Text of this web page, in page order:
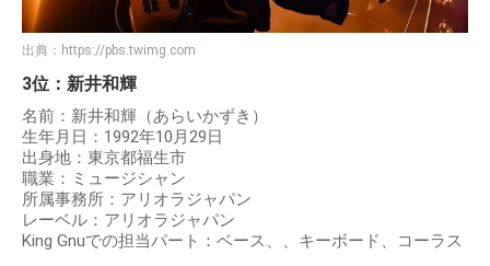
出典： https://pbs.twimg.com
3位：新井和輝
名前：新井和輝（あらいかずき）
生年月日：1992年10月29日
出身地：東京都福生市
職業：ミュージシャン
所属事務所：アリオラジャパン
レーベル：アリオラジャパン
King Gnuでの担当パート：ベース、、キーボード、コーラス